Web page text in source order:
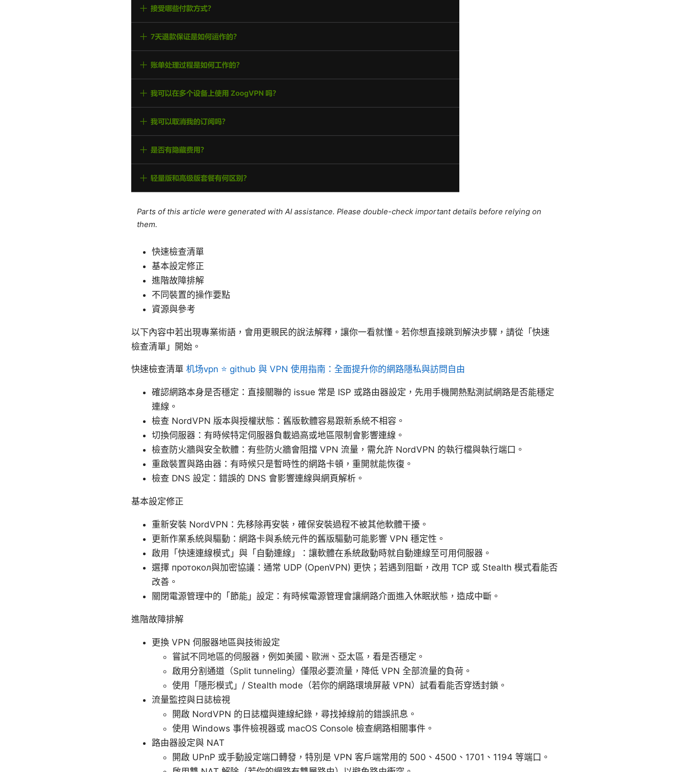
Parts of this article were generated with AI assistance. Please double-check important details before relying on
them.
快速檢查清單
基本設定修正
進階故障排解
不同裝置的操作要點
資源與參考
以下內容中若出現專業術語，會用更親民的說法解釋，讓你一看就懂。若你想直接跳到解決步驟，請從「快速
檢查清單」開始。
快速檢查清單 机场vpn ⭐ github 與 VPN 使用指南：全面提升你的網路隱私與訪問自由
確認網路本身是否穩定：直接關聯的 issue 常是 ISP 或路由器設定，先用手機開熱點測試網路是否能穩定
連線。
檢查 NordVPN 版本與授權狀態：舊版軟體容易跟新系統不相容。
切換伺服器：有時候特定伺服器負載過高或地區限制會影響連線。
檢查防火牆與安全軟體：有些防火牆會阻擋 VPN 流量，需允許 NordVPN 的執行檔與執行端口。
重啟裝置與路由器：有時候只是暫時性的網路卡頓，重開就能恢復。
檢查 DNS 設定：錯誤的 DNS 會影響連線與網頁解析。
基本設定修正
重新安裝 NordVPN：先移除再安裝，確保安裝過程不被其他軟體干擾。
更新作業系統與驅動：網路卡與系統元件的舊版驅動可能影響 VPN 穩定性。
啟用「快速連線模式」與「自動連線」：讓軟體在系統啟動時就自動連線至可用伺服器。
選擇 протокол與加密協議：通常 UDP (OpenVPN) 更快；若遇到阻斷，改用 TCP 或 Stealth 模式看能否
改善。
關閉電源管理中的「節能」設定：有時候電源管理會讓網路介面進入休眠狀態，造成中斷。
進階故障排解
更換 VPN 伺服器地區與技術設定
嘗試不同地區的伺服器，例如美國、歐洲、亞太區，看是否穩定。
啟用分割通道（Split tunneling）僅限必要流量，降低 VPN 全部流量的負荷。
使用「隱形模式」/ Stealth mode（若你的網路環境屏蔽 VPN）試看看能否穿透封鎖。
流量監控與日誌檢視
開啟 NordVPN 的日誌檔與連線紀錄，尋找掉線前的錯誤訊息。
使用 Windows 事件檢視器或 macOS Console 檢查網路相關事件。
路由器設定與 NAT
開啟 UPnP 或手動設定端口轉發，特別是 VPN 客戶端常用的 500、4500、1701、1194 等端口。